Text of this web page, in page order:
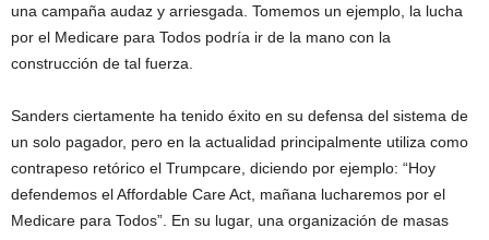
una campaña audaz y arriesgada. Tomemos un ejemplo, la lucha
por el Medicare para Todos podría ir de la mano con la
construcción de tal fuerza.
Sanders ciertamente ha tenido éxito en su defensa del sistema de
un solo pagador, pero en la actualidad principalmente utiliza como
contrapeso retórico el Trumpcare, diciendo por ejemplo: “Hoy
defendemos el Affordable Care Act, mañana lucharemos por el
Medicare para Todos”. En su lugar, una organización de masas